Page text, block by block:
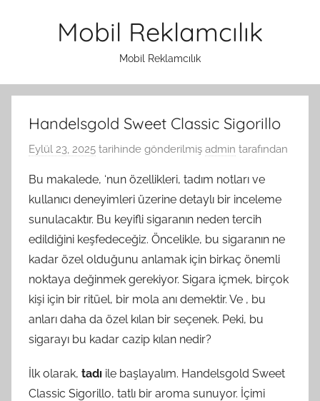
Mobil Reklamcılık
Mobil Reklamcılık
Handelsgold Sweet Classic Sigorillo
Eylül 23, 2025 tarihinde gönderilmiş admin tarafından
Bu makalede, ‘nun özellikleri, tadım notları ve
kullanıcı deneyimleri üzerine detaylı bir inceleme
sunulacaktır. Bu keyifli sigaranın neden tercih
edildiğini keşfedeceğiz. Öncelikle, bu sigaranın ne
kadar özel olduğunu anlamak için birkaç önemli
noktaya değinmek gerekiyor. Sigara içmek, birçok
kişi için bir ritüel, bir mola anı demektir. Ve , bu
anları daha da özel kılan bir seçenek. Peki, bu
sigarayı bu kadar cazip kılan nedir?
İlk olarak, tadı ile başlayalım. Handelsgold Sweet
Classic Sigorillo, tatlı bir aroma sunuyor. İçimi